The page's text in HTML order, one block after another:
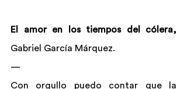
Gabriel García Márquez.
—
Con orgullo puedo contar que la